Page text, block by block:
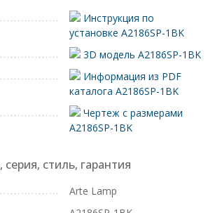
Инструкция по
установке A2186SP-1BK
3D модель A2186SP-1BK
Информация из PDF
каталога A2186SP-1BK
Чертеж с размерами
A2186SP-1BK
стиль, гарантия
Arte Lamp